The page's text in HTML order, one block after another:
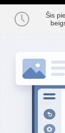
Šis